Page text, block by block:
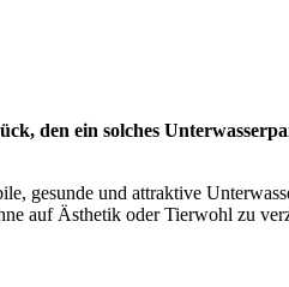
den ein solches
gesunde und attraktive
auf Ästhetik oder Tierwohl zu